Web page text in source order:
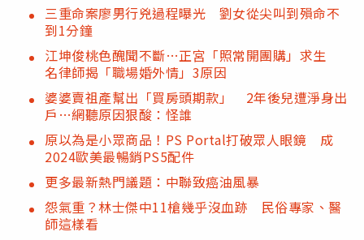
三重命案廖男行兇過程曝光 劉女從尖叫到殞命不
到1分鐘
江坤俊桃色醜聞不斷…正宮「照常開團購」求生
名律師揭「職場婚外情」3原因
婆婆賣祖產幫出「買房頭期款」 2年後兒遭淨身出
戶…網聽原因狠酸：怪誰
原以為是小眾商品！PS Portal打破眾人眼鏡 成
2024歐美最暢銷PS5配件
更多最新熱門議題：中聯致癌油風暴
怨氣重？林士傑中11槍幾乎沒血跡 民俗專家、醫
師這樣看